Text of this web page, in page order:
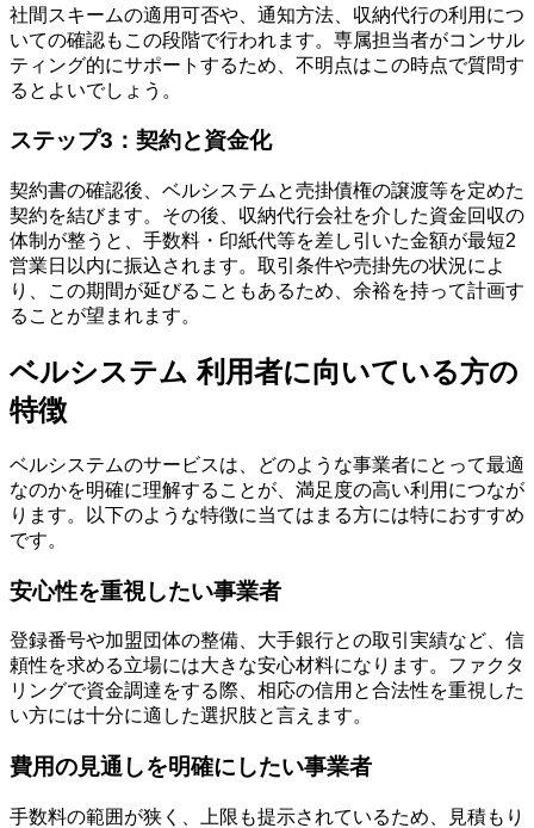
社間スキームの適用可否や、通知方法、収納代行の利用につ
いての確認もこの段階で行われます。専属担当者がコンサル
ティング的にサポートするため、不明点はこの時点で質問す
るとよいでしょう。
ステップ3：契約と資金化
契約書の確認後、ベルシステムと売掛債権の譲渡等を定めた
契約を結びます。その後、収納代行会社を介した資金回収の
体制が整うと、手数料・印紙代等を差し引いた金額が最短2
営業日以内に振込されます。取引条件や売掛先の状況によ
り、この期間が延びることもあるため、余裕を持って計画す
ることが望まれます。
ベルシステム 利用者に向いている方の
特徴
ベルシステムのサービスは、どのような事業者にとって最適
なのかを明確に理解することが、満足度の高い利用につなが
ります。以下のような特徴に当てはまる方には特におすすめ
です。
安心性を重視したい事業者
登録番号や加盟団体の整備、大手銀行との取引実績など、信
頼性を求める立場には大きな安心材料になります。ファクタ
リングで資金調達をする際、相応の信用と合法性を重視した
い方には十分に適した選択肢と言えます。
費用の見通しを明確にしたい事業者
手数料の範囲が狭く、上限も提示されているため、見積もり